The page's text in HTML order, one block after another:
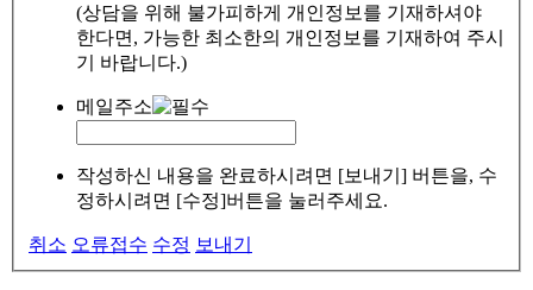
(상담을 위해 불가피하게 개인정보를 기재하셔야
한다면, 가능한 최소한의 개인정보를 기재하여 주시
기 바랍니다.)
메일주소
작성하신 내용을 완료하시려면 [보내기] 버튼을, 수
정하시려면 [수정]버튼을 눌러주세요.
취소 오류접수 수정 보내기